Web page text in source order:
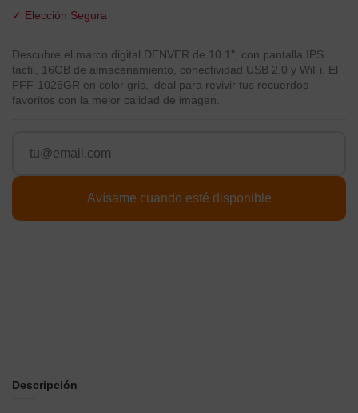
✓ Elección Segura
Descubre el marco digital DENVER de 10.1", con pantalla IPS
táctil, 16GB de almacenamiento, conectividad USB 2.0 y WiFi. El
PFF-1026GR en color gris, ideal para revivir tus recuerdos
favoritos con la mejor calidad de imagen.
Descripción